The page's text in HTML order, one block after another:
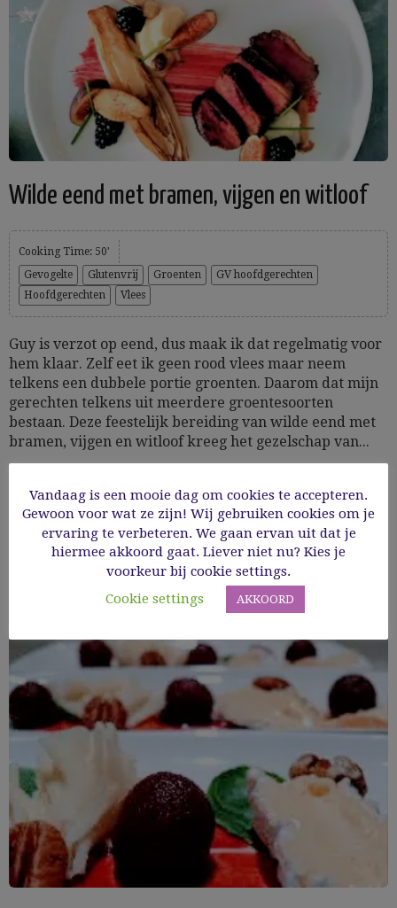
Wilde eend met bramen, vijgen en witloof
Cooking Time: 50'
Gevogelte
Glutenvrij Groenten
GV hoofdgerechten
Hoofdgerechten
Vlees
Guy is verzot op eend, dus maak ik dat regelmatig voor
hem klaar. Zelf eet ik geen rood vlees maar neem
telkens een dubbele portie groenten. Daarom dat mijn
gerechten telkens uit meerdere groentesoorten
bestaan. Deze feestelijk bereiding van wilde eend met
bramen, vijgen en witloof kreeg het gezelschap van...
20/10/2024
Read More
Vandaag is een mooie dag om cookies te accepteren.
Gewoon voor wat ze zijn! Wij gebruiken cookies om je
ervaring te verbeteren. We gaan ervan uit dat je
hiermee akkoord gaat. Liever niet nu? Kies je
voorkeur bij cookie settings.
Cookie settings
AKKOORD